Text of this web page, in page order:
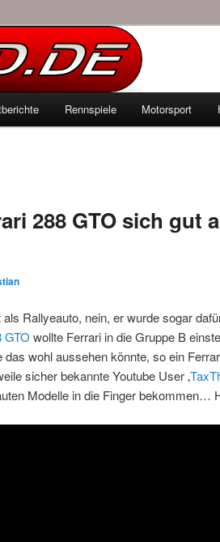
Rennspiele Motorsport
288 GTO sich gut
Rallyeauto, nein, er wurde sogar
GTO wollte Ferrari in die Gruppe B
das wohl aussehen könnte, so ein
sicher bekannte Youtube User ‚
Modelle in die Finger bekommen…